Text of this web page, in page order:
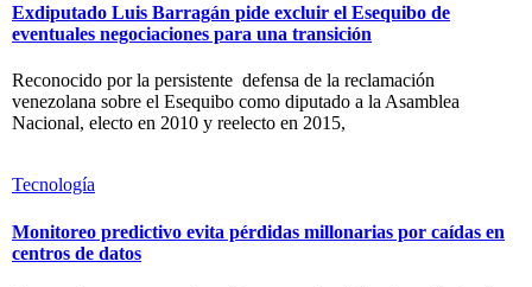
Exdiputado Luis Barragán pide excluir el Esequibo de
eventuales negociaciones para una transición
Reconocido por la persistente defensa de la reclamación
venezolana sobre el Esequibo como diputado a la Asamblea
Nacional, electo en 2010 y reelecto en 2015,
Tecnología
Monitoreo predictivo evita pérdidas millonarias por caídas en
centros de datos